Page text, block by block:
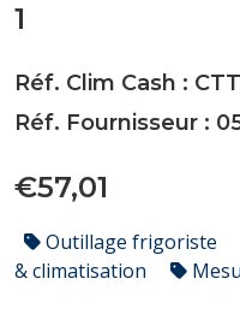
1
Réf. Clim Cash :
Réf. Fournisseur :
€57,01
Outillage frigoriste
& climatisation